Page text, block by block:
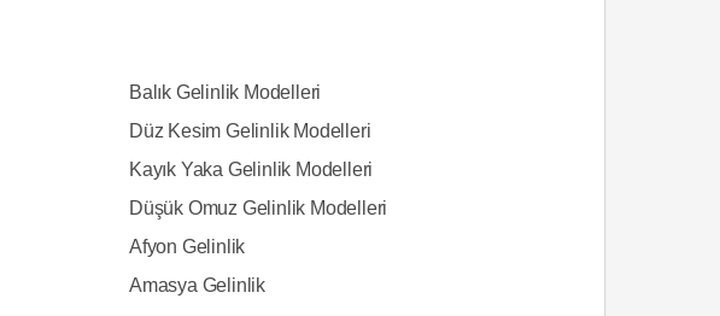
Balık Gelinlik Modelleri
Düz Kesim Gelinlik Modelleri
Kayık Yaka Gelinlik Modelleri
Düşük Omuz Gelinlik Modelleri
Afyon Gelinlik
Amasya Gelinlik